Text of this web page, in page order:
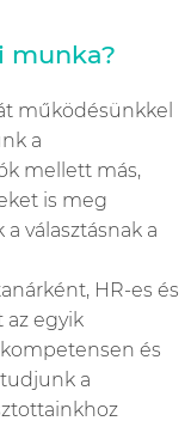
munka?
működésünkkel
a
mellett más,
is meg
választásnak a
HR-es és
az egyik
és
a